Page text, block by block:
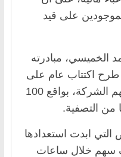
على قيد
الخميسي، مبادرته
اكتتاب عام على
مستوى الجمهورية لشراء أسهم الشركة، بواقع 100
من التصفية.
ابدت استعدادها
ضمن المبادرة 15 ألف سهم خلال ساعات